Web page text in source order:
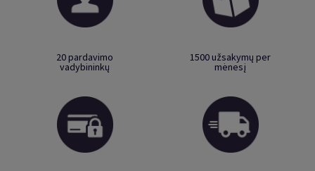
20 pardavimo
vadybininkų
1500 užsakymų per
mėnesį